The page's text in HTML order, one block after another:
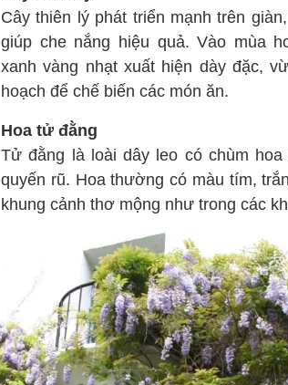
Cây thiên lý phát triển mạnh trên
giúp che nắng hiệu quả. Vào mùa
xanh vàng nhạt xuất hiện dày đặc,
hoạch để chế biến các món ăn.
Hoa tử đằng
Tử đằng là loài dây leo có chùm
quyến rũ. Hoa thường có màu tím,
khung cảnh thơ mộng như trong các